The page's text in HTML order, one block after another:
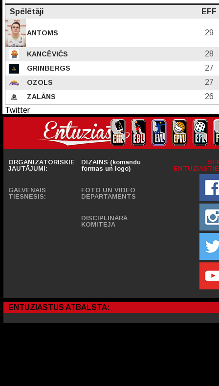
Spēlētāji
EFF
ANTOMS 29
KANCĒVIČS 28
GRINBERGS 27
OZOLS 27
ZALĀNS
26
Twitter
ORGANIZATORISKIE
JAUTĀJUMI:
GALVENAIS
TIESNESIS:
DIZAINS (komandu
formas un logo)
FOTO UN VIDEO
DEPARTAMENTS
DISCIPLINĀRĀ
KOMITEJA
ENTUZIASTUS ATBALSTA: